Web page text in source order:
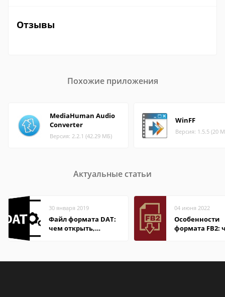
Отзывы
Похожие приложения
MediaHuman Audio
Converter
Версия: 2.2.1 (42.29 МБ)
WinFF
Версия: 1.5.5 (20
Актуальные статьи
30 января 2019
Файл формата DAT:
чем открыть,
04 июня 2022
Особенности
формата FB2: